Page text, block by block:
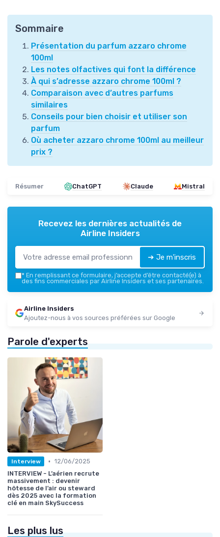
Sommaire
Présentation du parfum azzaro chrome
100ml
Les notes olfactives qui font la différence
À qui s’adresse azzaro chrome 100ml ?
Comparaison avec d’autres parfums
similaires
Conseils pour bien choisir et utiliser son
parfum
Où acheter azzaro chrome 100ml au meilleur
prix ?
Résumer ChatGPT Claude Mistral
Recevez les dernières actualités de
Airline Insiders
➔ Je m'inscris
* En remplissant ce formulaire, j’accepte d’être contacté(e) à
des fins commerciales par Airline Insiders et ses partenaires.
Airline Insiders
Ajoutez-nous à vos sources préférées sur Google
Parole d'experts
Interview • 12/06/2025
INTERVIEW - L’aérien recrute
massivement : devenir
hôtesse de l’air ou steward
dès 2025 avec la formation
clé en main SkySuccess
Les plus lus